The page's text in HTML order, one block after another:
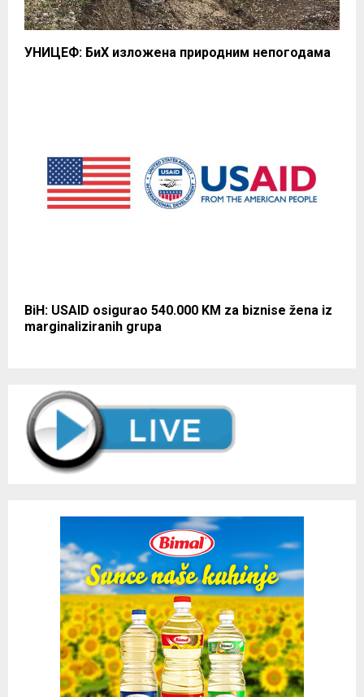
УНИЦЕФ: БиХ изложена природним непогодама
BiH: USAID osigurao 540.000 KM za biznise žena iz
marginaliziranih grupa